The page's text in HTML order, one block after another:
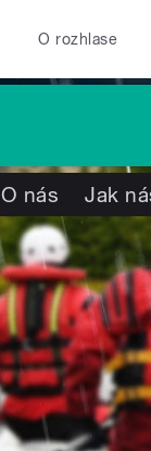
O rozhlase
O nás Jak